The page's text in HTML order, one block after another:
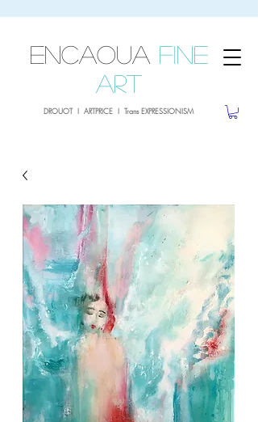
ENCAOUA Fine
Art
DROUOT I ARTPRICE I Trans EXPRESSIONISM